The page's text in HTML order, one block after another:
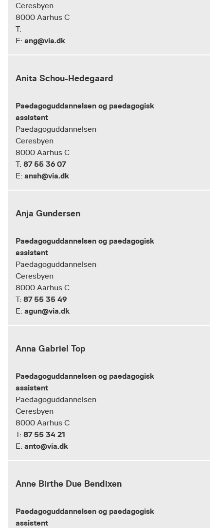
Ceresbyen
8000 Aarhus C
T:
E: ang@via.dk
Anita Schou-Hedegaard
Paedagoguddannelsen og paedagogisk
assistent
Paedagoguddannelsen
Ceresbyen
8000 Aarhus C
T: 87 55 36 07
E: ansh@via.dk
Anja Gundersen
Paedagoguddannelsen og paedagogisk
assistent
Paedagoguddannelsen
Ceresbyen
8000 Aarhus C
T: 87 55 35 49
E: agun@via.dk
Anna Gabriel Top
Paedagoguddannelsen og paedagogisk
assistent
Paedagoguddannelsen
Ceresbyen
8000 Aarhus C
T: 87 55 34 21
E: anto@via.dk
Anne Birthe Due Bendixen
Paedagoguddannelsen og paedagogisk
assistent